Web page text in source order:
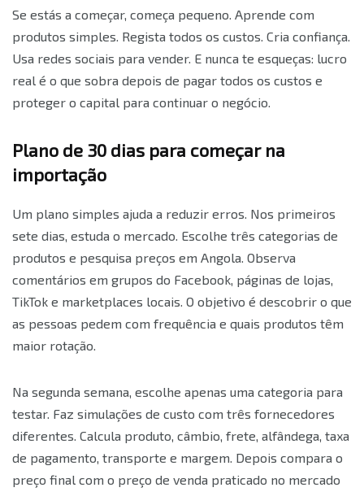
Se estás a começar, começa pequeno. Aprende com
produtos simples. Regista todos os custos. Cria confiança.
Usa redes sociais para vender. E nunca te esqueças: lucro
real é o que sobra depois de pagar todos os custos e
proteger o capital para continuar o negócio.
Plano de 30 dias para começar na
importação
Um plano simples ajuda a reduzir erros. Nos primeiros
sete dias, estuda o mercado. Escolhe três categorias de
produtos e pesquisa preços em Angola. Observa
comentários em grupos do Facebook, páginas de lojas,
TikTok e marketplaces locais. O objetivo é descobrir o que
as pessoas pedem com frequência e quais produtos têm
maior rotação.
Na segunda semana, escolhe apenas uma categoria para
testar. Faz simulações de custo com três fornecedores
diferentes. Calcula produto, câmbio, frete, alfândega, taxa
de pagamento, transporte e margem. Depois compara o
preço final com o preço de venda praticado no mercado